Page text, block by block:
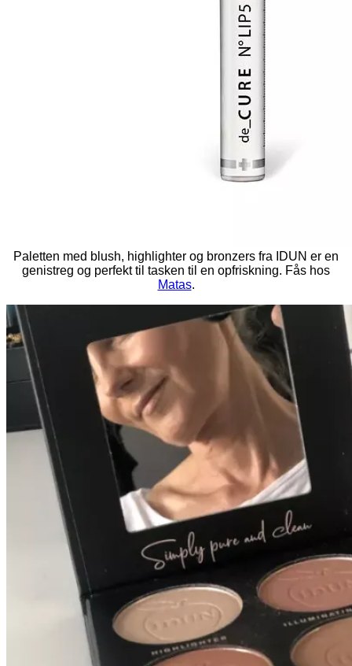
Paletten med blush, highlighter og bronzers fra IDUN er en
genistreg og perfekt til tasken til en opfriskning. Fås hos
Matas.